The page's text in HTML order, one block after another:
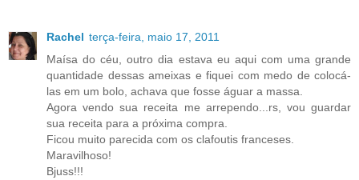
Rachel terça-feira, maio 17, 2011
Maísa do céu, outro dia estava eu aqui com uma grande
quantidade dessas ameixas e fiquei com medo de colocá-
las em um bolo, achava que fosse águar a massa.
Agora vendo sua receita me arrependo...rs, vou guardar
sua receita para a próxima compra.
Ficou muito parecida com os clafoutis franceses.
Maravilhoso!
Bjuss!!!